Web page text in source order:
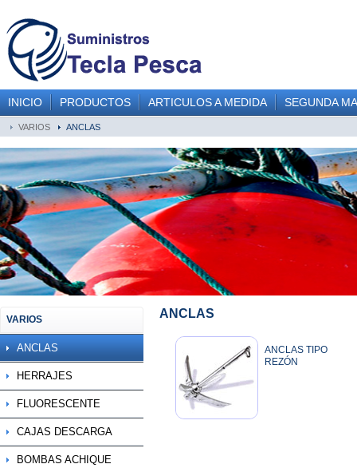
INICIO PRODUCTOS ARTICULOS A MEDIDA SEGUNDA
VARIOS ANCLAS
VARIOS
ANCLAS
HERRAJES
FLUORESCENTE
CAJAS DESCARGA
BOMBAS ACHIQUE
ANCLAS
ANCLAS TIPO
REZÓN